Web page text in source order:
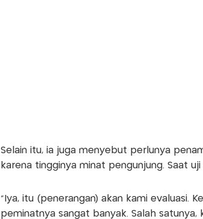
Selain itu, ia juga menyebut perlunya
karena tingginya minat pengunjung. Saat
“Iya, itu (penerangan) akan kami evaluasi.
peminatnya sangat banyak. Salah